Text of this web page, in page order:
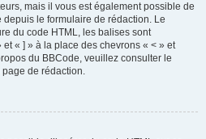
mais il vous est également possible de
depuis le formulaire de rédaction. Le
du code HTML, les balises sont
« ] » à la place des chevrons « < » et
du BBCode, veuillez consulter le
de rédaction.